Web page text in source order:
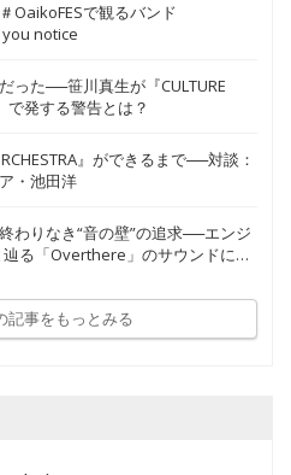
OaikoFESで観るバンド
notice
った──笹川真生が『CULTURE
で発する警告とは？
』ができるまで──対談：
・池田洋
わりなき“音の壁”の追求──エンジ
る「Overthere」のサウンドに隠
記事をもっとみる